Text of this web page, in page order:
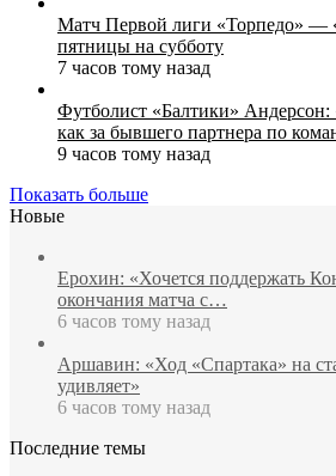
Матч Первой лиги «Торпедо» —
пятницы на субботу
7 часов тому назад
Футболист «Балтики»
как за бывшего партнера по
9 часов тому назад
Показать больше
Новые
Ерохин: «Хочется поддержать
окончания матча с…
6 часов тому назад
Аршавин: «Ход «Спартака» на
удивляет»
6 часов тому назад
Последние темы